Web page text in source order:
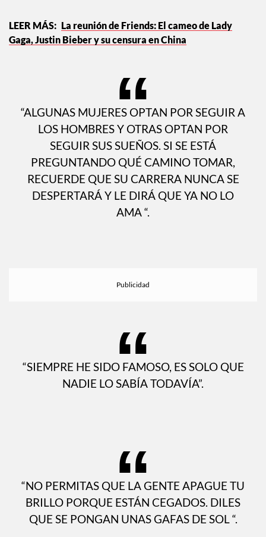
La reunión de Friends: El cameo de Lady
“ALGUNAS MUJERES OPTAN POR SEGUIR A
LOS HOMBRES Y OTRAS OPTAN POR
SEGUIR SUS SUEÑOS. SI SE ESTÁ
PREGUNTANDO QUÉ CAMINO TOMAR,
RECUERDE QUE SU CARRERA NUNCA SE
DESPERTARÁ Y LE DIRÁ QUE YA NO LO
“SIEMPRE HE SIDO FAMOSO, ES SOLO QUE
“NO PERMITAS QUE LA GENTE APAGUE TU
BRILLO PORQUE ESTÁN CEGADOS. DILES